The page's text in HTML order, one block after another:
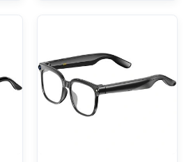
Translation Dual
Microphone
ENC Noise
Reduction
Smart